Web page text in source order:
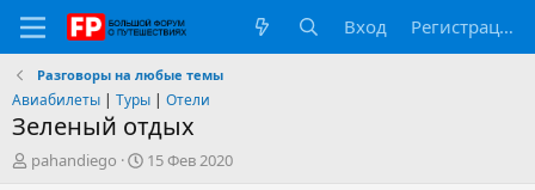
Вход Регистрация
Разговоры на любые темы
Авиабилеты | Туры | Отели
Зеленый отдых
А
pahandiego
Д15 Фев 2020